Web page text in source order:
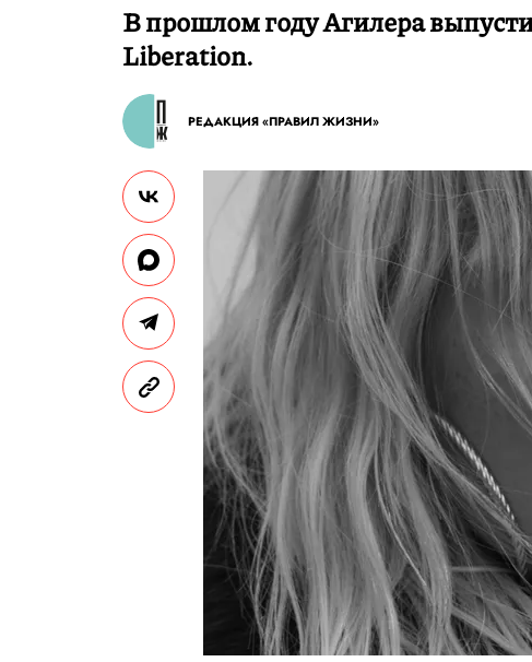
В прошлом году Агилера
Liberation.
РЕДАКЦИЯ «ПРАВИЛ ЖИЗНИ»